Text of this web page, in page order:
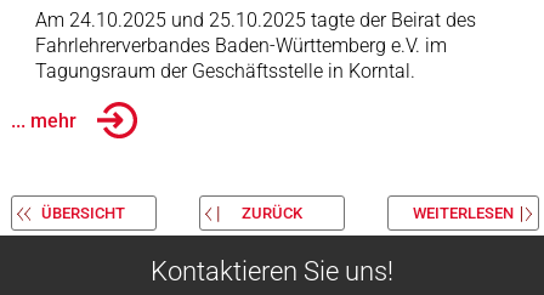
Am 24.10.2025 und 25.10.2025 tagte der Beirat des
Fahrlehrerverbandes Baden-Württemberg e.V. im
Tagungsraum der Geschäftsstelle in Korntal.
... mehr
ÜBERSICHT ZURÜCK WEITERLESEN
Kontaktieren Sie uns!